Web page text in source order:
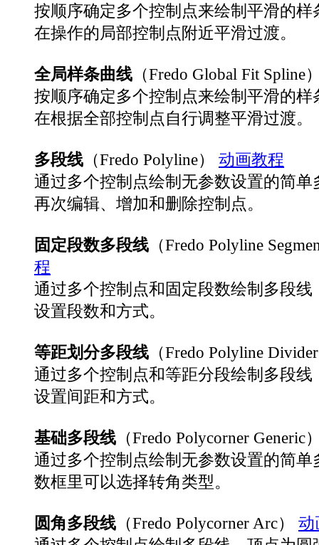
按顺序确定多个控制点来绘制平滑的样
在操作的局部控制点附近平滑过渡。
全局样条曲线 （Fredo Global Fit Spline
按顺序确定多个控制点来绘制平滑的样
在根据全部控制点自行调整平滑过渡。
多段线 （Fredo Polyline）
动画教程
通过多个控制点绘制无参数设置的简单
再次编辑、增加和删除控制点。
固定段数多段线 （Fredo Polyline
程
通过多个控制点和固定段数绘制多段线
设置段数和方式。
等距划分多段线 （Fredo Polyline
通过多个控制点和等距分段绘制多段线
设置间距和方式。
基础多段线 （Fredo Polycorner Generic
通过多个控制点绘制无参数设置的简单
数框里可以选择转角类型。
圆角多段线 （Fredo Polycorner Arc）
动